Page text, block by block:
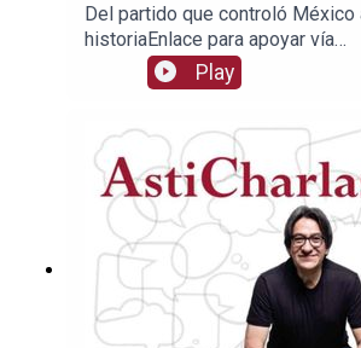
Del partido que controló México
historiaEnlace para apoyar vía
Patreon:https://
ace para hacer donaciones vía
a para hacer transferencias a
nombre de Julio Hernández
1539408017CLABE: 012 320
2Tienda:https://
Play